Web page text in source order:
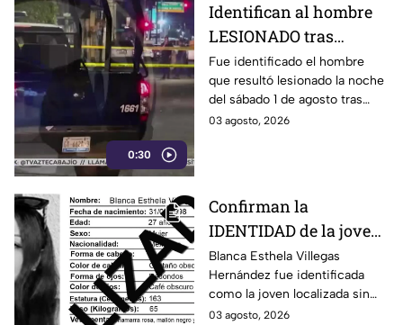
0:30
Identifican al hombre
LESIONADO tras
agresión en colonia
Constitución de
Apatzingán en Irapuato
Fue identificado el hombre
que resultó lesionado la noche
del sábado 1 de agosto tras
registrarse detonaciones en la
03 agosto, 2026
Confirman la
IDENTIDAD de la joven
hallada s1n v1da en
Celaya, Guanajuato;
llevaba dos días
Blanca Esthela Villegas
Hernández fue identificada
como la joven localizada sin
vida en Celaya, Guanajuato,
03 agosto, 2026